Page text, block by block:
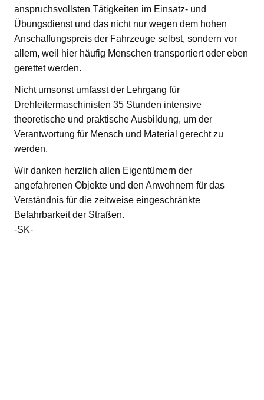
anspruchsvollsten Tätigkeiten im Einsatz- und
Übungsdienst und das nicht nur wegen dem hohen
Anschaffungspreis der Fahrzeuge selbst, sondern vor
allem, weil hier häufig Menschen transportiert oder eben
gerettet werden.
Nicht umsonst umfasst der Lehrgang für
Drehleitermaschinisten 35 Stunden intensive
theoretische und praktische Ausbildung, um der
Verantwortung für Mensch und Material gerecht zu
werden.
Wir danken herzlich allen Eigentümern der
angefahrenen Objekte und den Anwohnern für das
Verständnis für die zeitweise eingeschränkte
Befahrbarkeit der Straßen.
-SK-